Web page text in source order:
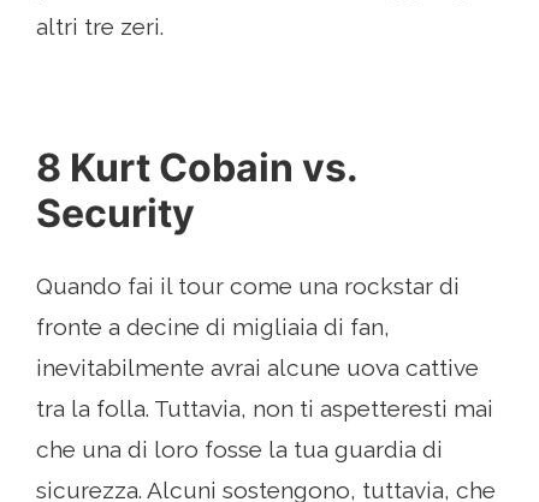
altri tre zeri.
8 Kurt Cobain vs.
Security
Quando fai il tour come una rockstar di
fronte a decine di migliaia di fan,
inevitabilmente avrai alcune uova cattive
tra la folla. Tuttavia, non ti aspetteresti mai
che una di loro fosse la tua guardia di
sicurezza. Alcuni sostengono, tuttavia, che